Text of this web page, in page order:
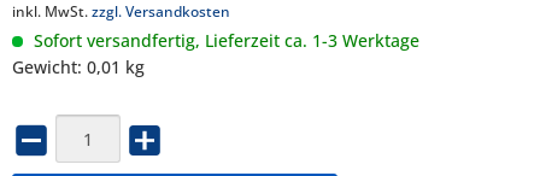
inkl. MwSt.zzgl. Versandkosten
Sofort versandfertig, Lieferzeit ca. 1-3 Werktage
Gewicht: 0,01 kg